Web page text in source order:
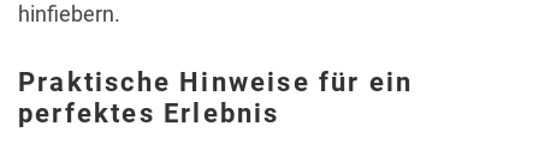
hinfiebern.
Praktische Hinweise für ein
perfektes Erlebnis